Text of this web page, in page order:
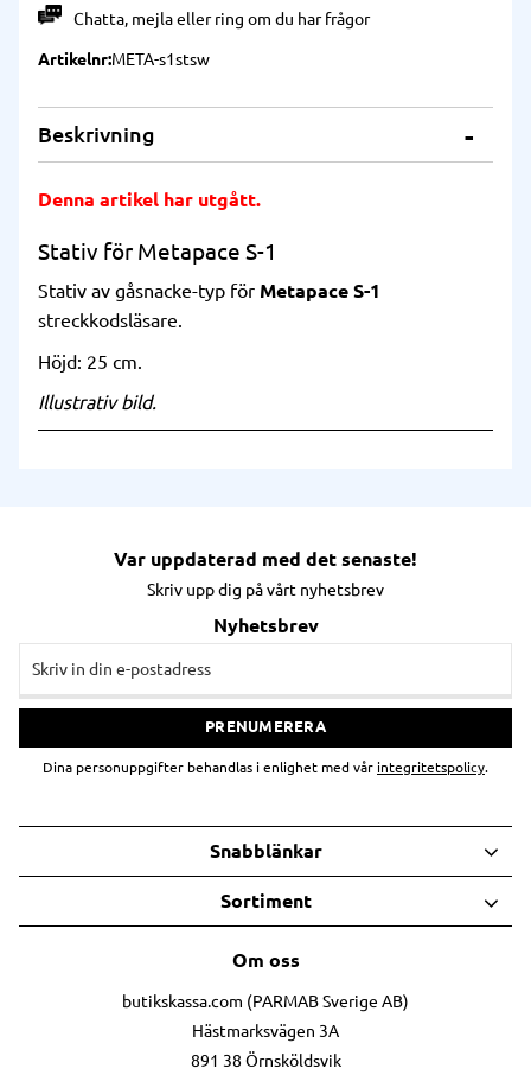
Chatta, mejlaellerring om du har frågor
Artikelnr META-s1stsw
Beskrivning
Denna artikel har utgått.
Stativ för Metapace S-1
Stativ av gåsnacke-typ för Metapace S-1
streckkodsläsare.
Höjd: 25 cm.
Illustrativ bild.
Var uppdaterad med det senaste!
Skriv upp dig på vårt nyhetsbrev
Nyhetsbrev
PRENUMERERA
Dina personuppgifter behandlas i enlighet med vår integritetspolicy.
Om oss
butikskassa.com (PARMAB Sverige AB)
Hästmarksvägen 3A
891 38 Örnsköldsvik
Snabblänkar
Sortiment